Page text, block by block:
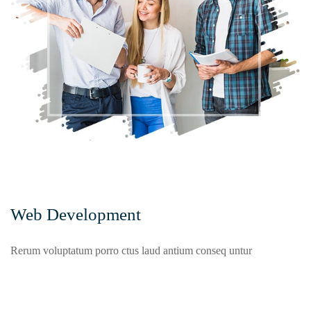
Web Development
Rerum voluptatum porro ctus laud antium conseq untur